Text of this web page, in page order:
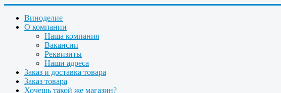
Виноделие
О компании
Наша компания
Вакансии
Реквизиты
Наши адреса
Заказ и доставка товара
Заказ товара
Хочешь такой же магазин?